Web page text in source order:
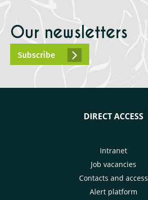
Our newsletters
Subscribe
DIRECT ACCESS
Intranet
Job vacancies
Contacts and access
Alert platform